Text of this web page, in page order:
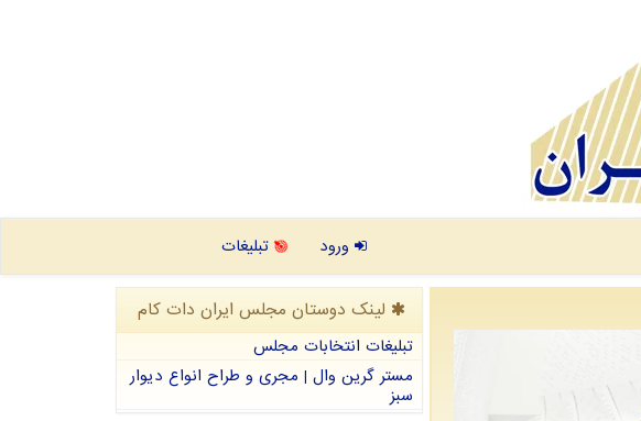
ورود تبلیغات
لینک دوستان مجلس ایران دات كام
تبلیغات انتخابات مجلس
مستر گرین وال | مجری و طراح انواع دیوار
سبز